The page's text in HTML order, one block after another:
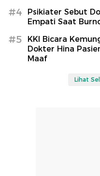
#4
Psikiater Sebut
Empati Saat
#5
KKI Bicara
Dokter Hina
Maaf
Lihat